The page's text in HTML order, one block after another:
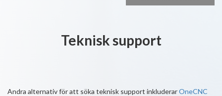
Teknisk support
Andra alternativ för att söka teknisk support inkluderarOneCNC